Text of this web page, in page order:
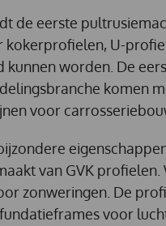
de eerste
kokerprofielen, U-
kunnen worden. De
komen
voor
van GVK
zonweringen. De
voor